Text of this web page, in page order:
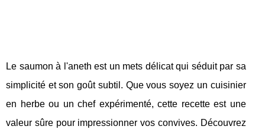
Le saumon à l'aneth est un mets délicat qui séduit par sa
simplicité et son goût subtil. Que vous soyez un cuisinier
en herbe ou un chef expérimenté, cette recette est une
valeur sûre pour impressionner vos convives. Découvrez